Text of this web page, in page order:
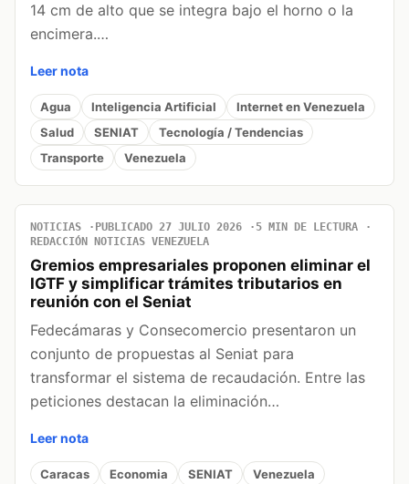
14 cm de alto que se integra bajo el horno o la
encimera.…
Leer nota
Agua Inteligencia Artificial
Internet en Venezuela
Salud
SENIAT
Tecnología / Tendencias
Transporte
Venezuela
NOTICIAS PUBLICADO 27 JULIO 2026
5 MIN DE LECTURA
REDACCIÓN NOTICIAS VENEZUELA
Gremios empresariales proponen eliminar el
IGTF y simplificar trámites tributarios en
reunión con el Seniat
Fedecámaras y Consecomercio presentaron un
conjunto de propuestas al Seniat para
transformar el sistema de recaudación. Entre las
peticiones destacan la eliminación…
Leer nota
Caracas Economia SENIAT Venezuela